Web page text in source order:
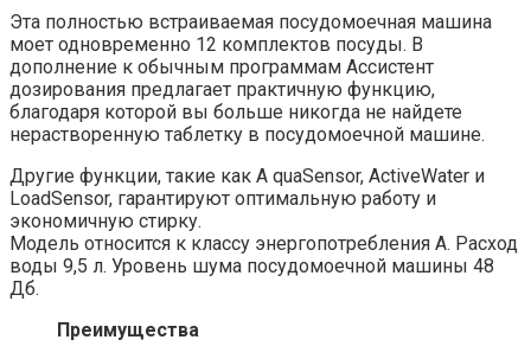
Эта полностью встраиваемая посудомоечная машина
моет одновременно 12 комплектов посуды. В
дополнение к обычным программам Ассистент
дозирования предлагает практичную функцию,
благодаря которой вы больше никогда не найдете
нерастворенную таблетку в посудомоечной машине.
Другие функции, такие как A quaSensor, ActiveWater и
LoadSensor, гарантируют оптимальную работу и
экономичную стирку.
Модель относится к классу энергопотребления A. Расход
воды 9,5 л. Уровень шума посудомоечной машины 48
Дб.
Преимущества